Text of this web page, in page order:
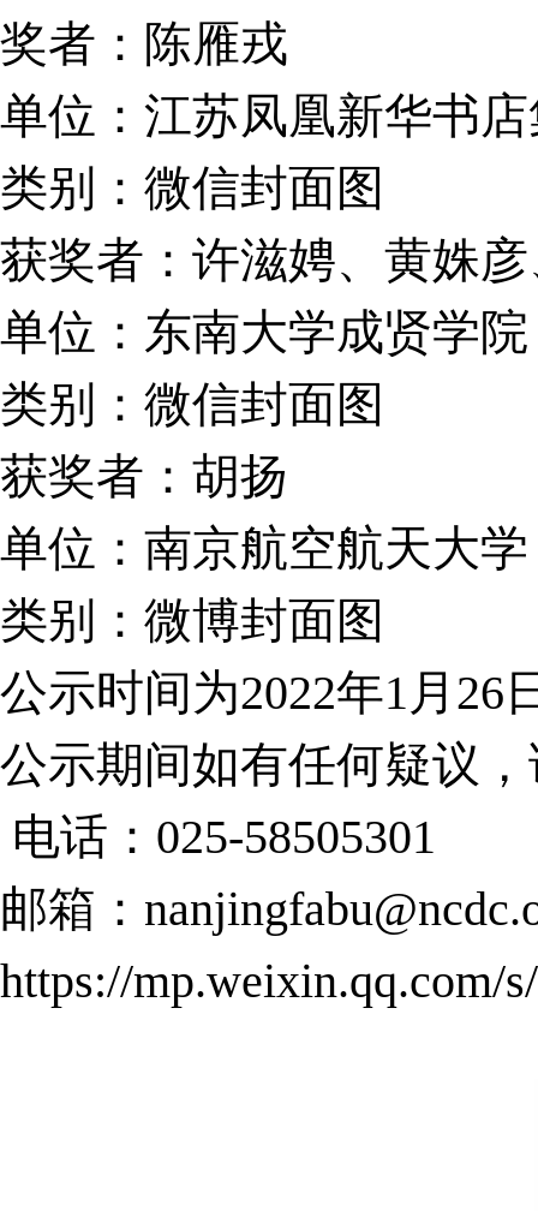
奖者：陈雁戎
单位：江苏凤凰新华书
类别：微信封面图
获奖者：许滋娉、黄姝
单位：东南大学成贤学院
类别：微信封面图
获奖者：胡扬
单位：南京航空航天大学
类别：微博封面图
公示时间为2022年1月26
公示期间如有任何疑议
电话：025-58505301
邮箱：
https://mp.weixin.qq.com/